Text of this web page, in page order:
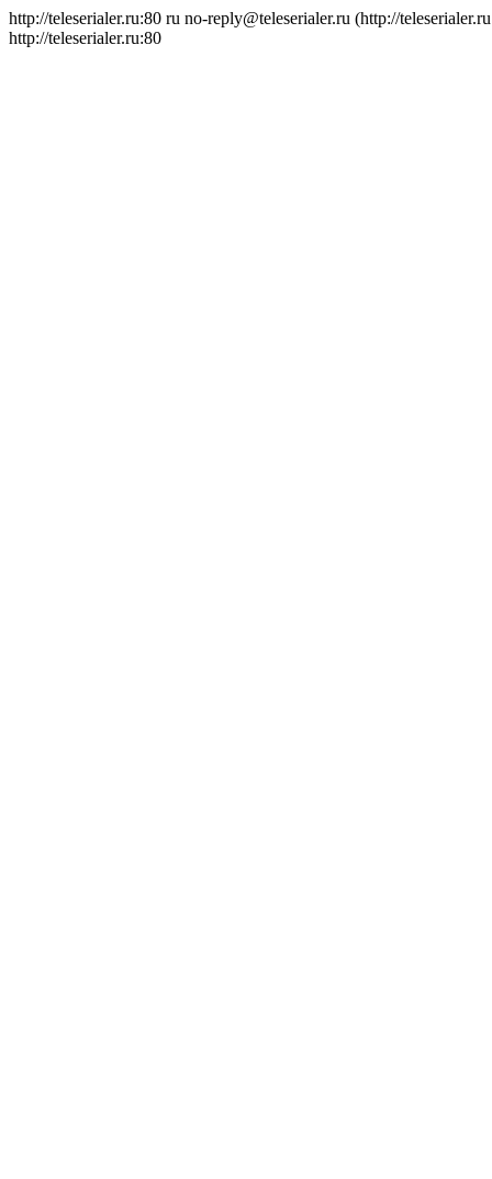
http://teleserialer.ru:80 ru no-reply@teleserialer.ru (http://
http://teleserialer.ru:80